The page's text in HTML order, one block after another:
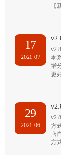
【
17
2021-07
本
增
更
29
2021-06
方
店
方